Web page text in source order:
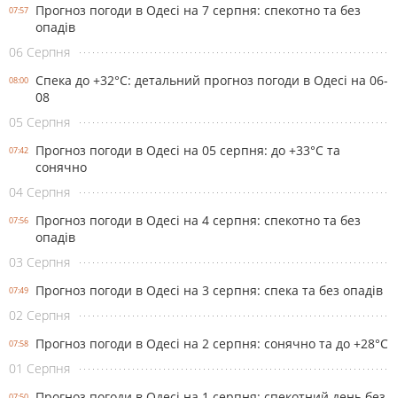
07:57
Прогноз погоди в Одесі на 7 серпня: спекотно та без
опадів
06 Серпня
08:00
Спека до +32°С: детальний прогноз погоди в Одесі на 06-
08
05 Серпня
07:42
Прогноз погоди в Одесі на 05 серпня: до +33°С та
сонячно
04 Серпня
07:56
Прогноз погоди в Одесі на 4 серпня: спекотно та без
опадів
03 Серпня
07:49
Прогноз погоди в Одесі на 3 серпня: спека та без опадів
02 Серпня
07:58
Прогноз погоди в Одесі на 2 серпня: сонячно та до +28°С
01 Серпня